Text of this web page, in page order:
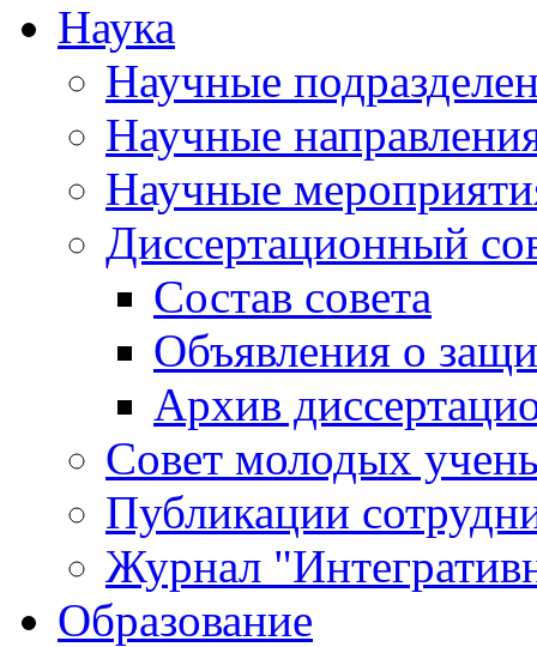
Наука
Научные
Научные
Научные
Диссертационный
Состав совета
Объявления о
Архив
Совет молодых
Публикации
Журнал
Образование